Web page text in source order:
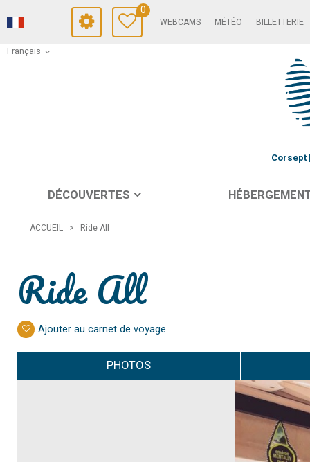
Français
0
WEBCAMS MÉTÉO BILLETTERIE
Corsept
DÉCOUVERTES
ACCUEIL > Ride All
Ride All
Ajouter au carnet de voyage
PHOTOS